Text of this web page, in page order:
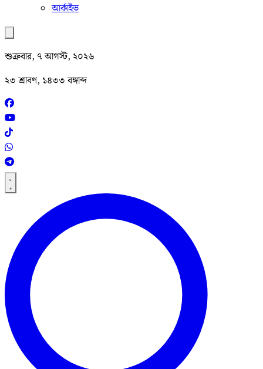
আর্কাইভ
শুক্রবার, ৭ আগস্ট, ২০২৬
২৩ শ্রাবণ, ১৪৩৩ বঙ্গাব্দ